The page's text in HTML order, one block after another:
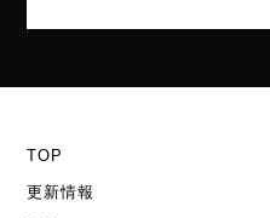
TOP
更新情報